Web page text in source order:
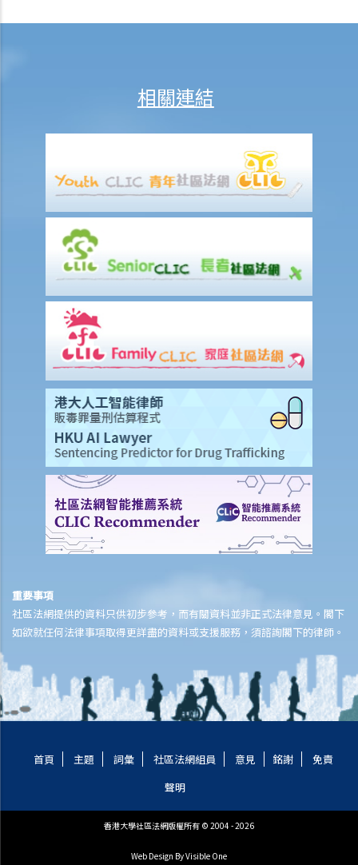
逝者家屬
死因裁判法庭有甚麼作用？
因工受傷以及有關補償
賠償責任
怎樣才算是因工及在僱用期間遭遇意外（簡稱工傷意外）？
在甚麼情況下，僱主不需要為其僱員的工傷負上賠償責任？
賠償項目
我的配偶在工作時因意外而死亡，我或我的家人可獲哪些賠償？
我在工作時因遇到意外而受傷及導致傷殘，我或我的家人可獲哪些賠
除上述的賠償外，我可否就工傷而獲得其他賠償（例如醫藥費）？
工傷或有關意外之報告
僱主向勞工處報告與工作有關的意外之時限是多久？
僱員可否向勞工處報告與工作有關的意外？
其他有關工傷的事項
如何安排支付工傷賠償？
若然我不能與僱主和平地解決工傷賠償問題，將案件呈交法院的時限是
多久？
全措施，我可否進一步提出申索？
保險
受保人已失蹤了數年，其保單受益人可否向保險公司索取死亡賠償？
在處理索償時，保險公司會否接受中醫發出的醫療報告 / 醫生紙？
可否在這段期間向保險公司索償？
單索取全數保額，或只可索取實際開支或損失？人壽保險的死亡賠償會
否有不同規定？
相關連結
重要事項
社區法網提供的資料只供初步參考，而有關資料並非正式法律意見。閣下
如欲就任何法律事項取得更詳盡的資料或支援服務，須諮詢閣下的律師。
首頁 主題 詞彙 社區法網組員 意見 銘謝
免責
聲明
香港大學社區法網版權所有 © 2004 - 2026
Web Design By Visible One